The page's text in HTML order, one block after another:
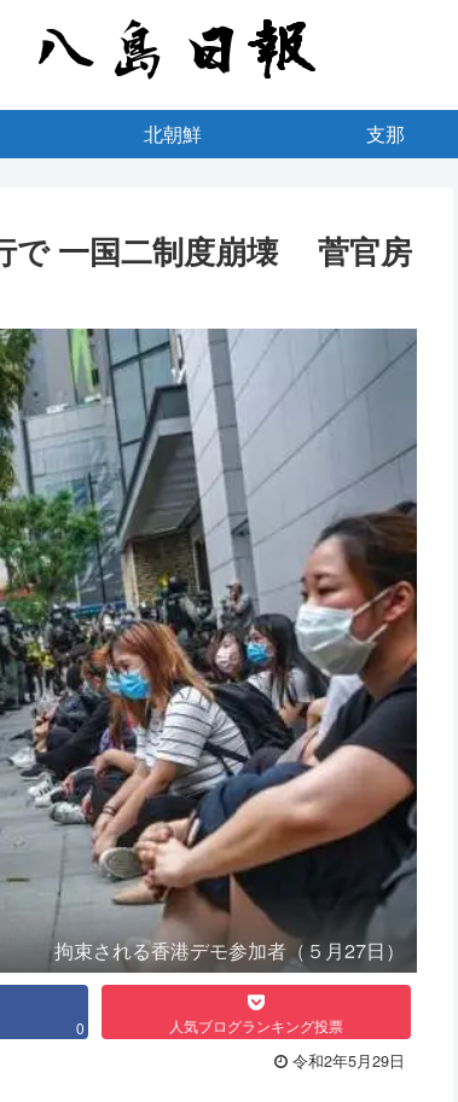
北朝鮮 支那
で 一国二制度崩壊 菅官房
拘束される香港デモ参加者（５月27日）
0 人気ブログランキング投票
令和2年5月29日